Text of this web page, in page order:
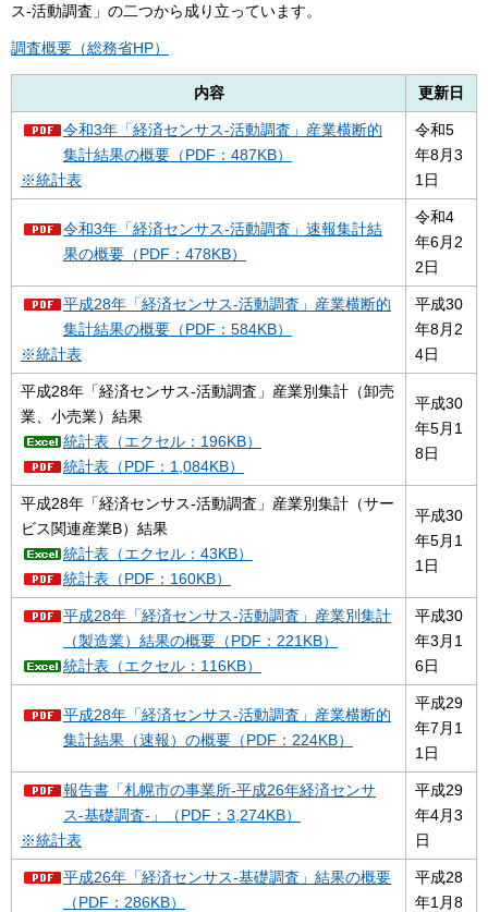
ス-活動調査」の二つから成り立っています。
調査概要（総務省HP）
内容 更新日
令和3年「経済センサス-活動調査」産業横断的
集計結果の概要（PDF：487KB）
※統計表
令和5
年8月3
1日
令和3年「経済センサス-活動調査」速報集計結
果の概要（PDF：478KB）
令和4
年6月2
2日
平成28年「経済センサス-活動調査」産業横断的
集計結果の概要（PDF：584KB）
※統計表
平成30
年8月2
4日
平成28年「経済センサス-活動調査」産業別集計（卸売
業、小売業）結果
統計表（エクセル：196KB）
統計表（PDF：1,084KB）
平成30
年5月1
8日
平成28年「経済センサス-活動調査」産業別集計（サー
ビス関連産業B）結果
統計表（エクセル：43KB）
統計表（PDF：160KB）
平成30
年5月1
1日
平成28年「経済センサス-活動調査」産業別集計
（製造業）結果の概要（PDF：221KB）
統計表（エクセル：116KB）
平成30
年3月1
6日
平成28年「経済センサス-活動調査」産業横断的
集計結果（速報）の概要（PDF：224KB）
平成29
年7月1
1日
報告書「札幌市の事業所-平成26年経済センサ
ス-基礎調査-」（PDF：3,274KB）
※統計表
平成29
年4月3
日
平成26年「経済センサス-基礎調査」結果の概要
（PDF：286KB）
平成28
年1月8